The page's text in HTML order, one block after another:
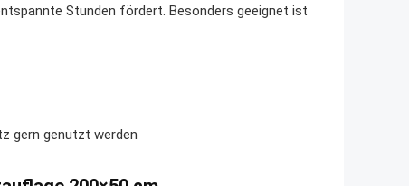
Stunden fördert. Besonders geeignet ist
gern genutzt werden